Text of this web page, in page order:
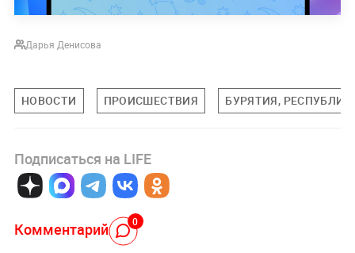
Дарья Денисова
НОВОСТИ ПРОИСШЕСТВИЯ БУРЯТИЯ,
Подписаться на LIFE
Комментарий 0